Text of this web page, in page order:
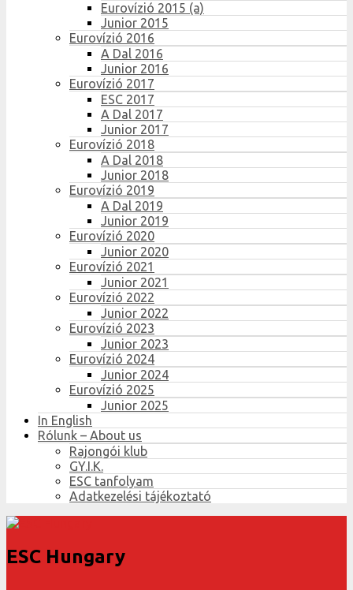
Eurovízió 2015 (a)
Junior 2015
Eurovízió 2016
A Dal 2016
Junior 2016
Eurovízió 2017
ESC 2017
A Dal 2017
Junior 2017
Eurovízió 2018
A Dal 2018
Junior 2018
Eurovízió 2019
A Dal 2019
Junior 2019
Eurovízió 2020
Junior 2020
Eurovízió 2021
Junior 2021
Eurovízió 2022
Junior 2022
Eurovízió 2023
Junior 2023
Eurovízió 2024
Junior 2024
Eurovízió 2025
Junior 2025
In English
Rólunk – About us
Rajongói klub
GY.I.K.
ESC tanfolyam
Adatkezelési tájékoztató
ESC Hungary